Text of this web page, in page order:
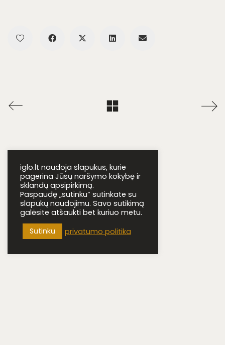
iglo.lt © 2022 · Taisyklės ir sąlygos
·Pristatymas ir grąžinimas
iglo.lt naudoja slapukus, kurie
pagerina Jūsų naršymo kokybę ir
sklandų apsipirkimą.
Paspaudę „sutinku“ sutinkate su
slapukų naudojimu. Savo sutikimą
galėsite atšaukti bet kuriuo metu.
Sutinku
privatumo politika